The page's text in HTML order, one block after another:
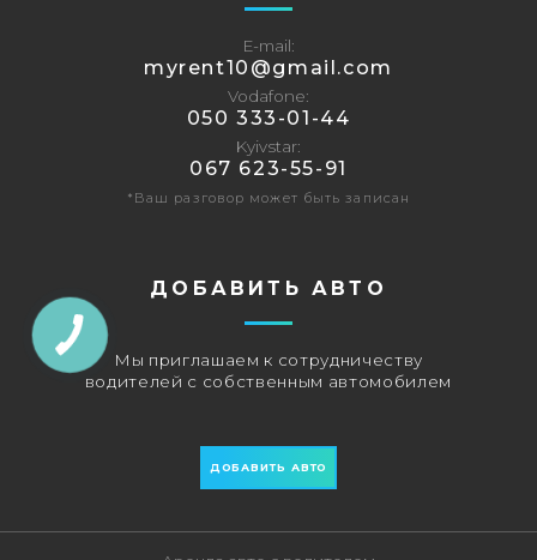
E-mail
‎myrent10@gmail.com
Vodafone
‎050 333-01-44
Kyivstar
067 623-55-91
*Ваш разговор может быть записан
ДОБАВИТЬ АВТО
Мы приглашаем к сотрудничеству
водителей с собственным автомобилем
ДОБАВИТЬ АВТО